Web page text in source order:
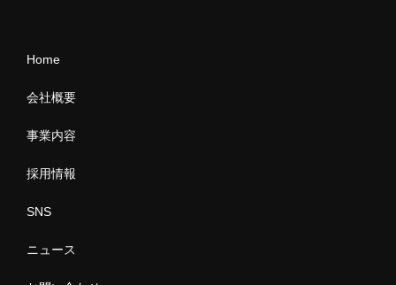
Home
会社概要
事業内容
採用情報
SNS
ニュース